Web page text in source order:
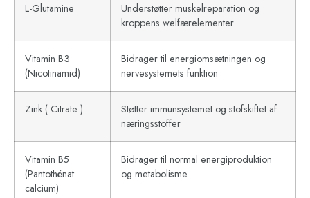
L-Glutamine
Understøtter muskelreparation og
kroppens welfærelementer
Vitamin B3
(Nicotinamid)
Bidrager til energiomsætningen og
nervesystemets funktion
Zink ( Citrate )
Støtter immunsystemet og stofskiftet af
næringsstoffer
Vitamin B5
(Pantothénat
calcium)
Bidrager til normal energiproduktion
og metabolisme